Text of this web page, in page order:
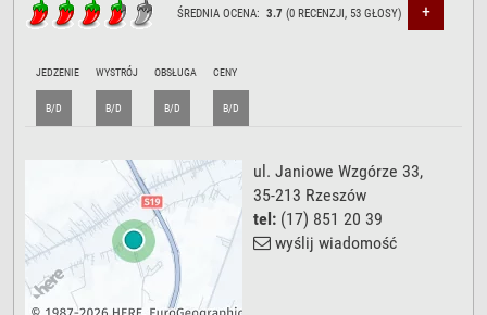
ŚREDNIA OCENA:3.7 (0 RECENZJI, 53 GŁOSY) +
JEDZENIE
B/D
WYSTRÓJ
B/D
OBSŁUGA
B/D
CENY
B/D
ul. Janiowe Wzgórze 33,
35-213 Rzeszów
tel: (17) 851 20 39
wyślij wiadomość